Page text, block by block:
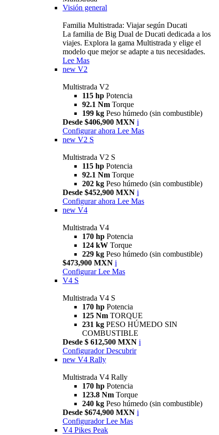
Visión general
Familia Multistrada: Viajar según Ducati
La familia de Big Dual de Ducati dedicada a los
viajes. Explora la gama Multistrada y elige el
modelo que mejor se adapte a tus necesidades.
Lee Mas
new V2
Multistrada V2
115 hp Potencia
92.1 Nm Torque
199 kg Peso húmedo (sin combustible)
Desde $406,900 MXN i
Configurar ahora Lee Mas
new V2 S
Multistrada V2 S
115 hp Potencia
92.1 Nm Torque
202 kg Peso húmedo (sin combustible)
Desde $452,900 MXN i
Configurar ahora Lee Mas
new V4
Multistrada V4
170 hp Potencia
124 kW Torque
229 kg Peso húmedo (sin combustible)
$473,900 MXN i
Configurar Lee Mas
V4 S
Multistrada V4 S
170 hp Potencia
125 Nm TORQUE
231 kg PESO HÚMEDO SIN
COMBUSTIBLE
Desde $ 612,500 MXN i
Configurador Descubrir
new V4 Rally
Multistrada V4 Rally
170 hp Potencia
123.8 Nm Torque
240 kg Peso húmedo (sin combustible)
Desde $674,900 MXN i
Configurador Lee Mas
V4 Pikes Peak